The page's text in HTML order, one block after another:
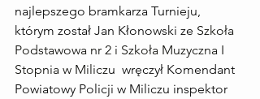
najlepszego bramkarza Turnieju,
którym został Jan Kłonowski ze Szkoła
Podstawowa nr 2 i Szkoła Muzyczna I
Stopnia w Miliczu  wręczył Komendant
Powiatowy Policji w Miliczu inspektor